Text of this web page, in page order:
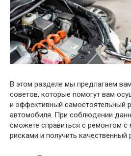
В этом разделе мы предлагаем
советов, которые помогут вам
и эффективный самостоятельный
автомобиля. При соблюдении
сможете справиться с ремонтом
рисками и получить качественный